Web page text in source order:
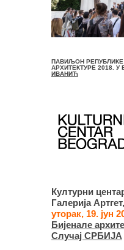
ПАВИЉОН РЕПУБЛИКЕ
АРХИТЕКТУРЕ 2018.
ИВАНИЋ
Културни
Галерија
уторак, 19. јун
Бијенале
Случај СРБИЈА